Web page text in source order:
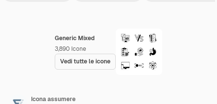
Generic Mixed
3,890 Icone
Vedi tutte le icone
Icona assumere